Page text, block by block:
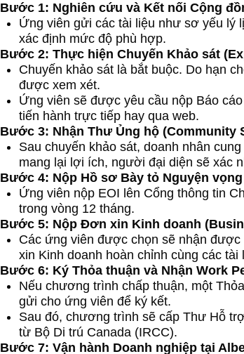
Bước 1: Nghiên cứu và Kết nối Cộng
Ứng viên gửi các tài liệu như sơ yếu lý
xác định mức độ phù hợp.
Bước 2: Thực hiện Chuyến Khảo sát
Chuyến khảo sát là bắt buộc. Do hạn
được xem xét.
Ứng viên sẽ được yêu cầu nộp Báo
tiến hành trực tiếp hay qua web.
Bước 3: Nhận Thư Ủng hộ (Community
Sau chuyến khảo sát, doanh nhân
mang lại lợi ích, người đại diện sẽ xác
Bước 4: Nộp Hồ sơ Bày tỏ Nguyện vọng
Ứng viên nộp EOI lên Cổng thông tin
trong vòng 12 tháng.
Bước 5: Nộp Đơn xin Kinh doanh
Các ứng viên được chọn sẽ nhận
xin Kinh doanh hoàn chỉnh cùng các tài
Bước 6: Ký Thỏa thuận và Nhận Work
Nếu chương trình chấp thuận, một
gửi cho ứng viên để ký kết.
Sau đó, chương trình sẽ cấp Thư Hỗ
từ Bộ Di trú Canada (IRCC).
Bước 7: Vận hành Doanh nghiệp tại